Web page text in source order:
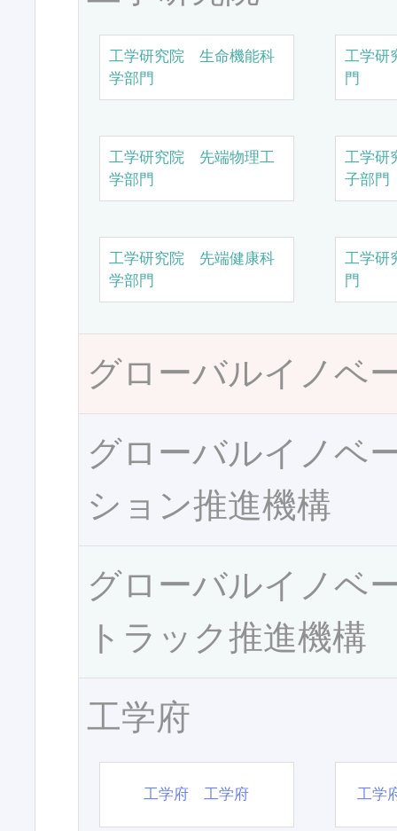
工学研究院 生命機能科
学部門
工学研
門
工学研究院 先端物理工
学部門
工学研
子部門
工学研究院 先端健康科
学部門
工学研
門
グローバルイノベ
グローバルイノベ
ション推進機構
グローバルイノベ
トラック推進機構
工学府
工学府 工学府 工学